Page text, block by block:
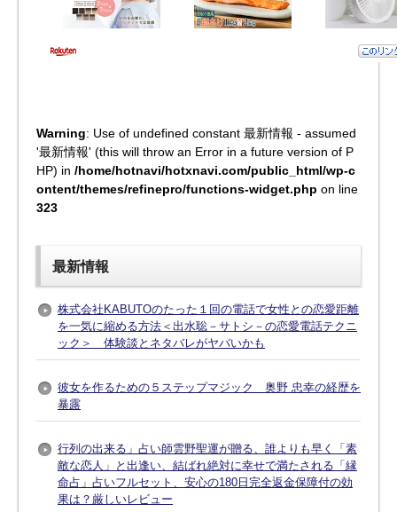
Warning: Use of undefined constant 最新情報 - assumed
'最新情報' (this will throw an Error in a future version of P
HP) in /home/hotnavi/hotxnavi.com/public_html/wp-c
ontent/themes/refinepro/functions-widget.php on line
323
最新情報
株式会社KABUTOのたった１回の電話で女性との恋愛距離
を一気に縮める方法＜出水聡－サトシ－の恋愛電話テクニ
ック＞ 体験談とネタバレがヤバいかも
彼女を作るための５ステップマジック 奥野 忠幸の経歴を
暴露
行列の出来る」占い師雲野聖運が贈る、誰よりも早く「素
敵な恋人」と出逢い、結ばれ絶対に幸せで満たされる「縁
命占」占いフルセット、安心の180日完全返金保障付の効
果は？厳しいレビュー